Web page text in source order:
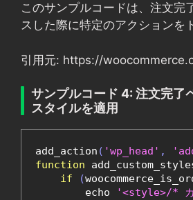
このサンプルコードは、注文完
スした際に特定のアクションを
引用元: https://
サンプルコード 4: 注文完了
スタイルを適用
add_action ( 'wp_head' ,
function
if
(
        echo
'<style>/* カ